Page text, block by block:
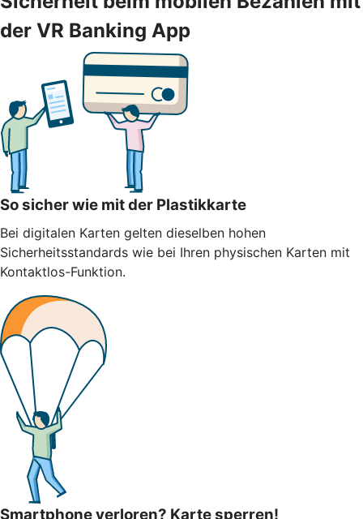
der VR Banking App
So sicher wie mit der Plastikkarte
Bei digitalen Karten gelten dieselben hohen
Sicherheitsstandards wie bei Ihren physischen Karten mit
Kontaktlos-Funktion.
Smartphone verloren? Karte sperren!